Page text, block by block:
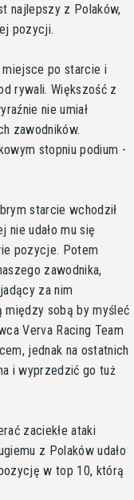
najlepszy z Polaków,
pozycji.
po starcie i
rywali. Większość z
nie umiał
zawodników.
stopniu podium -
starcie wchodził
nie udało mu się
pozycje. Potem
zawodnika,
za nim
między sobą by myśleć
Verva Racing Team
jednak na ostatnich
i wyprzedzić go tuż
zaciekłe ataki
z Polaków udało
w top 10, którą